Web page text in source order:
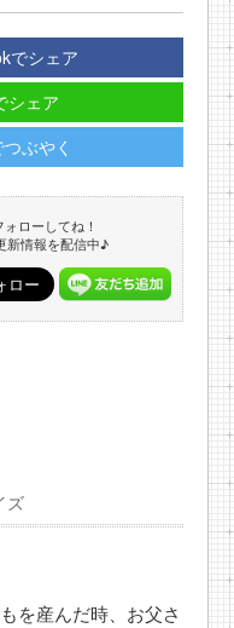
でシェア
シェア
ぶやく
ローしてね！
新情報を配信中♪
ズ
を産んだ時、お父さ